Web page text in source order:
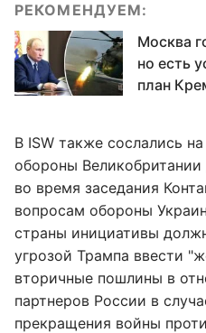
РЕКОМЕНДУЕМ:
Москва
но есть
план
В ISW также сослались
обороны
во время заседания
вопросам обороны
страны инициативы
угрозой Трампа ввести
вторичные пошлины в
партнеров России в
прекращения войны